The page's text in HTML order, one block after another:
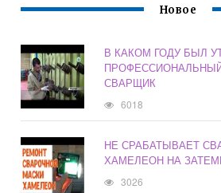
Новое
В КАКОМ ГОДУ БЫЛ
СВАРЩИК
6018
НЕ СРАБАТЫВАЕТ
ХАМЕЛЕОН НА
3026